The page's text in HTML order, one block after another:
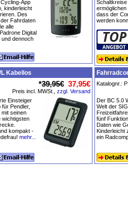
App
kinderleicht
Des
Fahrdaten
alle
Digital
dennoch
ermöglichen
dass der
werden
Kabellos
*39,95€ 37,95€
Preis incl. MWSt., zzgl. Versand
Einsteiger
Pendler,
seinen
wichtigsten
kompakt -
mehr...
Katalognr.:
Der BC 5.0
Welt der
fünf
Daten wie
Kinderleicht
ein